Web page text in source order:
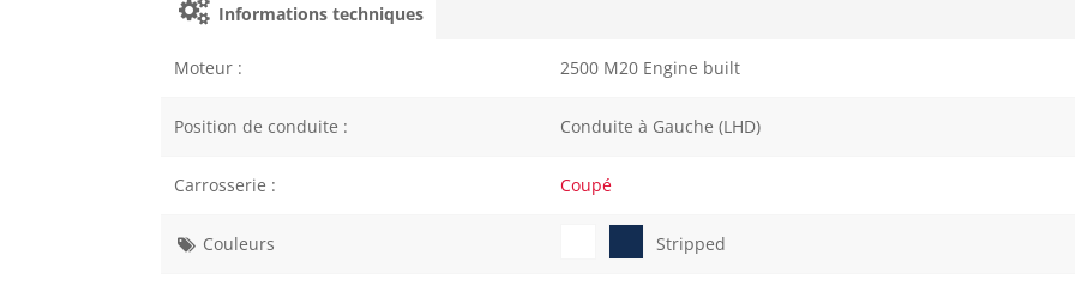
Informations techniques
Moteur : 2500 M20 Engine built
Position de conduite : Conduite à Gauche (LHD)
Carrosserie : Coupé
Couleurs Stripped